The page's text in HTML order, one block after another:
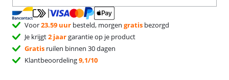
Voor23.59 uur besteld, morgen gratis bezorgd
Je krijgt2 jaargarantie op je product
Gratis ruilen binnen 30 dagen
Klantbeoordeling9,1/10